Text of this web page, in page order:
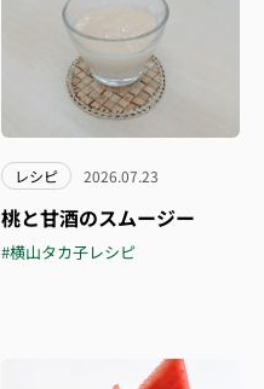
レシピ 2026.07.23
桃と甘酒のスムージー
#横山タカ子レシピ